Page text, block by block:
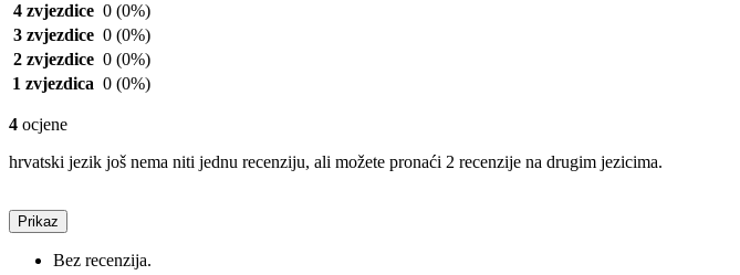
4 zvjezdice 0 (0%)
3 zvjezdice 0 (0%)
2 zvjezdice 0 (0%)
1 zvjezdica 0 (0%)
4 ocjene
hrvatski jezik još nema niti jednu recenziju, ali možete pronaći 2 recenzije na drugim jezicima.
Prikaz
Bez recenzija.